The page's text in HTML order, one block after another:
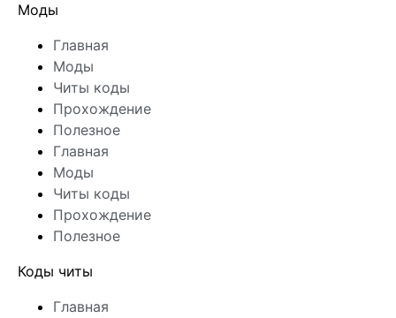
Моды
Главная
Моды
Читы коды
Прохождение
Полезное
Главная
Моды
Читы коды
Прохождение
Полезное
Коды читы
Главная